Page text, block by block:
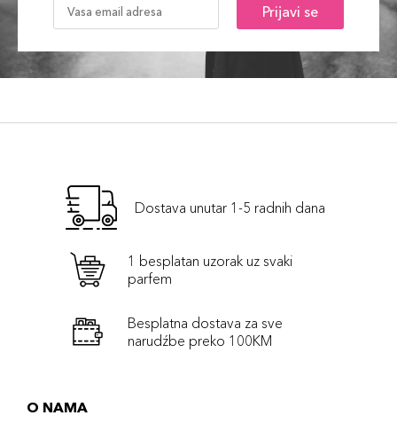
Prijavi se
Dostava unutar 1-5 radnih dana
1 besplatan uzorak uz svaki
parfem
Besplatna dostava za sve
narudźbe preko 100KM
O NAMA